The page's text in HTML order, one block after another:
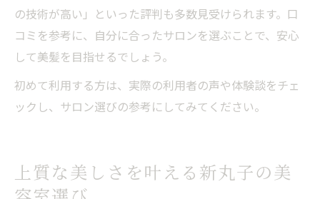
の技術が高い」といった評判も多数見受けられます。口
コミを参考に、自分に合ったサロンを選ぶことで、安心
して美髪を目指せるでしょう。
初めて利用する方は、実際の利用者の声や体験談をチェ
ックし、サロン選びの参考にしてみてください。
上質な美しさを叶える新丸子の美